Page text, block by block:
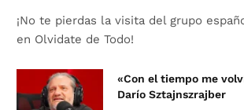
¡No te pierdas la visita del grupo
en Olvidate de Todo!
«Con el tiempo me
Darío Sztajnszrajber